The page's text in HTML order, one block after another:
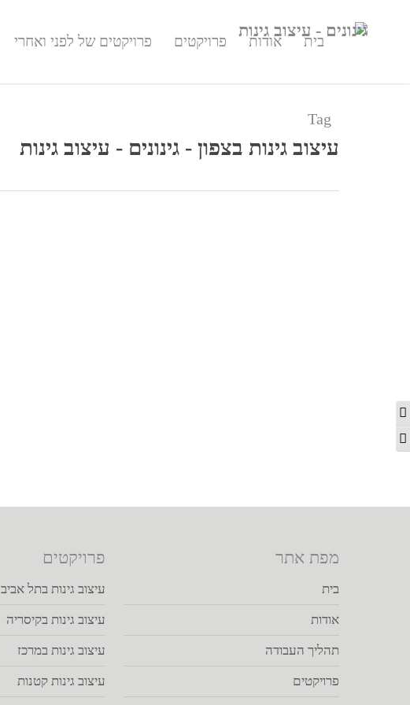
מתג ניגודיות גבוהה
מתג גודל גופן
בית אודות פרויקטים פרויקטים של לפני ואחרי
Tag
עיצוב גינות בצפון - גינונים - עיצוב גינות
בסביבת הבית. צבע, אור, חיים
פרויקטים
עיצוב גינות בתל אביב
עיצוב גינות בקיסריה
עיצוב גינות במרכז
עיצוב גינות קטנות
מפת אתר
בית
אודות
תהליך העבודה
פרויקטים